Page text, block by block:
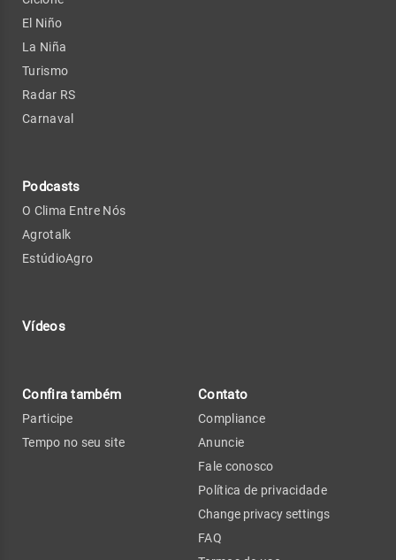
El Niño
La Niña
Turismo
Radar RS
Carnaval
Podcasts
O Clima Entre Nós
Agrotalk
EstúdioAgro
Vídeos
Confira também
Participe
Tempo no seu site
Contato
Compliance
Anuncie
Fale conosco
Política de privacidade
Change privacy settings
FAQ